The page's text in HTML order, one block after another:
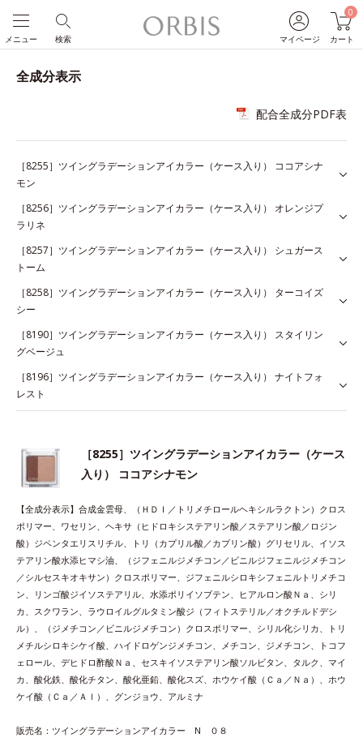
マイページ
0
カート
検索
メニュー
全成分表示
配合全成分PDF表
［8255］ツイングラデーションアイカラー（ケース入り） ココアシナ
モン
［8256］ツイングラデーションアイカラー（ケース入り） オレンジプ
ラリネ
［8257］ツイングラデーションアイカラー（ケース入り） シュガース
トーム
［8258］ツイングラデーションアイカラー（ケース入り） ターコイズ
シー
［8190］ツイングラデーションアイカラー（ケース入り） スタイリン
グベージュ
［8196］ツイングラデーションアイカラー（ケース入り） ナイトフォ
レスト
［8255］ツイングラデーションアイカラー（ケース
入り） ココアシナモン
【全成分表示】合成金雲母、（ＨＤＩ／トリメチロールヘキシルラクトン）クロス
ポリマー、ワセリン、ヘキサ（ヒドロキシステアリン酸／ステアリン酸／ロジン
酸）ジペンタエリスリチル、トリ（カプリル酸／カプリン酸）グリセリル、イソス
テアリン酸水添ヒマシ油、（ジフェニルジメチコン／ビニルジフェニルジメチコン
／シルセスキオキサン）クロスポリマー、ジフェニルシロキシフェニルトリメチコ
ン、リンゴ酸ジイソステアリル、水添ポリイソブテン、ヒアルロン酸Ｎａ、シリ
カ、スクワラン、ラウロイルグルタミン酸ジ（フィトステリル／オクチルドデシ
ル）、（ジメチコン／ビニルジメチコン）クロスポリマー、シリル化シリカ、トリ
メチルシロキシケイ酸、ハイドロゲンジメチコン、メチコン、ジメチコン、トコフ
ェロール、デヒドロ酢酸Ｎａ、セスキイソステアリン酸ソルビタン、タルク、マイ
カ、酸化鉄、酸化チタン、酸化亜鉛、酸化スズ、ホウケイ酸（Ｃａ／Ｎａ）、ホウ
ケイ酸（Ｃａ／Ａｌ）、グンジョウ、アルミナ
販売名：ツイングラデーションアイカラー N ０８